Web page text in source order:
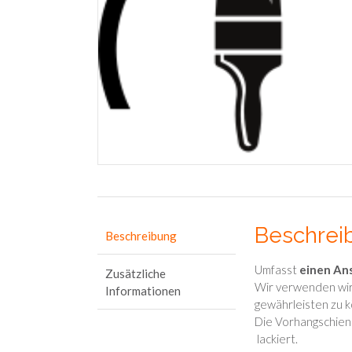
Beschreibung
Zusätzliche
Informationen
Umfasst einen
Wir verwenden
gewährleisten zu
Die
lackiert.